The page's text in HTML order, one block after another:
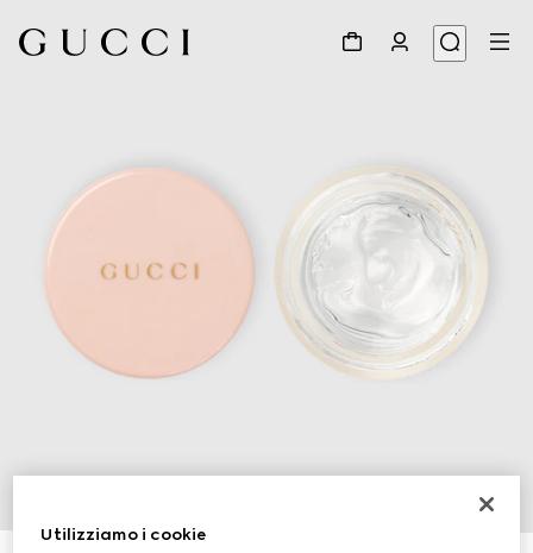
Utilizziamo i cookie